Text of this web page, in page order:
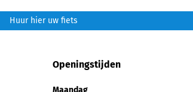
Huur hier uw fiets
Openingstijden
Maandag